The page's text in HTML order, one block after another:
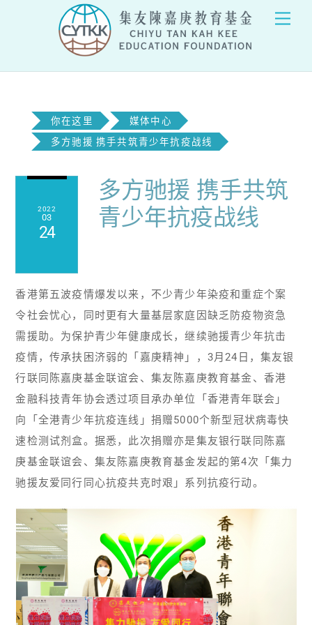
你在这里
媒体中心
多方驰援 携手共筑青少年抗疫战线
2022
03
24
多方驰援 携手共筑
青少年抗疫战线
香港第五波疫情爆发以来，不少青少年染疫和重症个案
令社会忧心，同时更有大量基层家庭因缺乏防疫物资急
需援助。为保护青少年健康成长，继续驰援青少年抗击
疫情，传承扶困济弱的「嘉庚精神」，3月24日，集友银
行联同陈嘉庚基金联谊会、集友陈嘉庚教育基金、香港
金融科技青年协会透过项目承办单位「香港青年联会」
向「全港青少年抗疫连线」捐赠5000个新型冠状病毒快
速检测试剂盒。据悉，此次捐赠亦是集友银行联同陈嘉
庚基金联谊会、集友陈嘉庚教育基金发起的第4次「集力
驰援友爱同行同心抗疫共克时艰」系列抗疫行动。